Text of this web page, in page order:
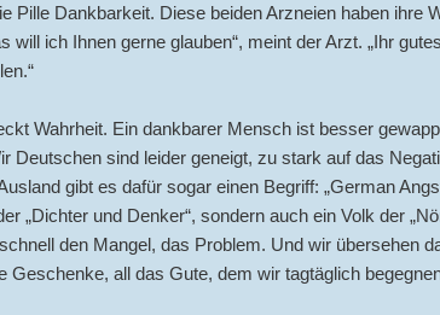
Pille Dankbarkeit. Diese beiden Arzneien haben ihre
will ich Ihnen gerne glauben“, meint der Arzt. „Ihr
Wahrheit. Ein dankbarer Mensch ist besser
Deutschen sind leider geneigt, zu stark auf das
gibt es dafür sogar einen Begriff: „German
„Dichter und Denker“, sondern auch ein Volk der
den Mangel, das Problem. Und wir übersehen
Geschenke, all das Gute, dem wir tagtäglich